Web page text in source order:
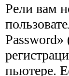
Рели вам
Password»
пьютере.